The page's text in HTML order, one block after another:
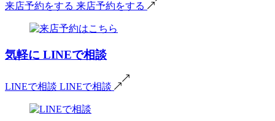
来店予約をする 来店予約をする
気軽に LINEで相談
LINEで相談 LINEで相談